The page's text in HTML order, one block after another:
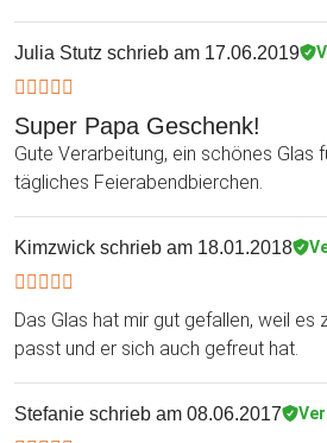
Julia Stutz schrieb am 17.06.2019
Super Papa Geschenk!
Gute Verarbeitung, ein schönes Glas
tägliches Feierabendbierchen.
Kimzwick schrieb am 18.01.2018
Das Glas hat mir gut gefallen, weil es
passt und er sich auch gefreut hat.
Stefanie schrieb am 08.06.2017